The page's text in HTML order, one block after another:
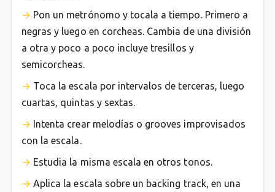
Pon un metrónomo y tocala a tiempo. Primero a
negras y luego en corcheas. Cambia de una división
a otra y poco a poco incluye tresillos y
semicorcheas.
Toca la escala por intervalos de terceras, luego
cuartas, quintas y sextas.
Intenta crear melodías o grooves improvisados
con la escala.
Estudia la misma escala en otros tonos.
Aplica la escala sobre un backing track, en una